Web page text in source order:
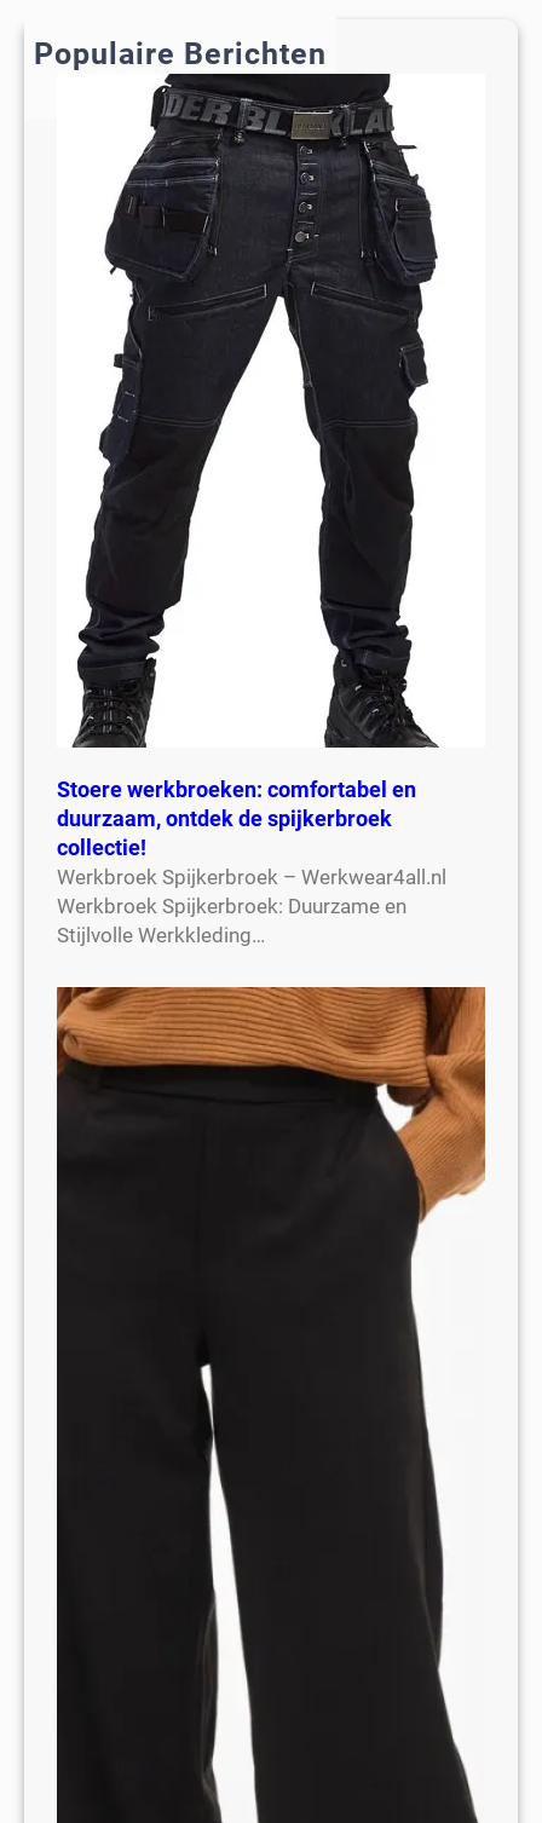
h
Populaire Berichten
Stoere werkbroeken: comfortabel en
duurzaam, ontdek de spijkerbroek
collectie!
Werkbroek Spijkerbroek – Werkwear4all.nl
Werkbroek Spijkerbroek: Duurzame en
Stijlvolle Werkkleding…